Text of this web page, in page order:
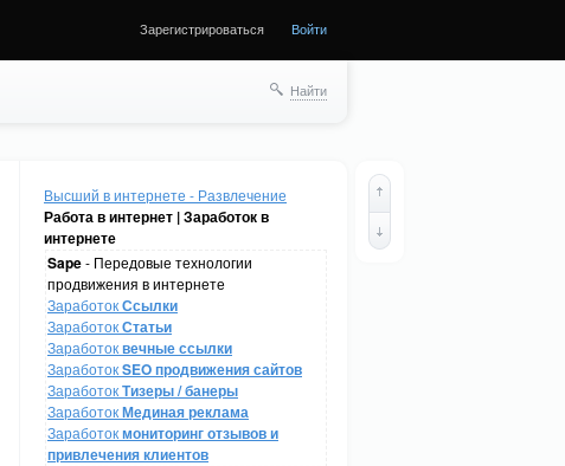
Зарегистрироваться Войти
Найти
Высший в интернете - Развлечение
Работа в интернет | Заработок в
интернете
Sape- Передовые технологии
продвижения в интернете
ЗаработокСсылки
ЗаработокСтатьи
Заработоквечные ссылки
ЗаработокSEO продвижения сайтов
ЗаработокТизеры / банеры
ЗаработокМединая реклама
Заработокмониторинг отзывов и
привлечения клиентов